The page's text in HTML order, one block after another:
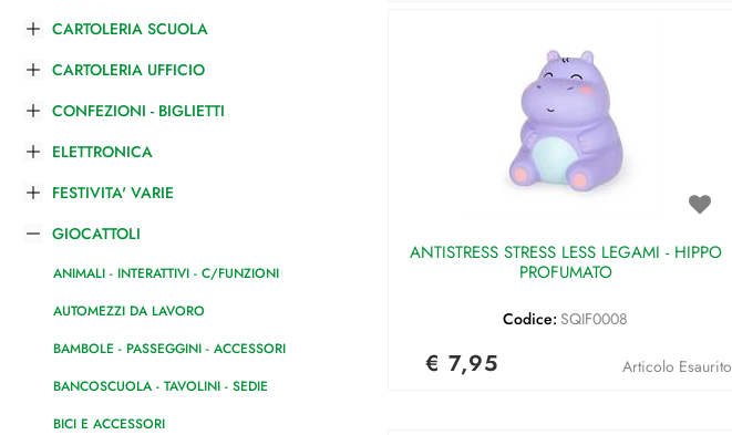
CARTOLERIA SCUOLA
CARTOLERIA UFFICIO
CONFEZIONI - BIGLIETTI
ELETTRONICA
FESTIVITA' VARIE
GIOCATTOLI
ANIMALI - INTERATTIVI - C/FUNZIONI
AUTOMEZZI DA LAVORO
BAMBOLE - PASSEGGINI - ACCESSORI
BANCOSCUOLA - TAVOLINI - SEDIE
BICI E ACCESSORI
ANTISTRESS STRESS LESS LEGAMI - HIPPO
PROFUMATO
Codice: SQIF0008
€ 7,95 Articolo Esaurito